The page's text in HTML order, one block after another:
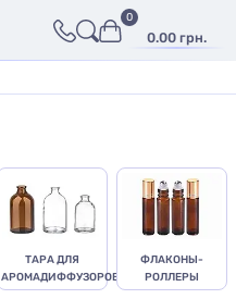
0.00 грн.
0
ТАРА ДЛЯ
АРОМАДИФФУЗОРОВ
ФЛАКОНЫ-
РОЛЛЕРЫ